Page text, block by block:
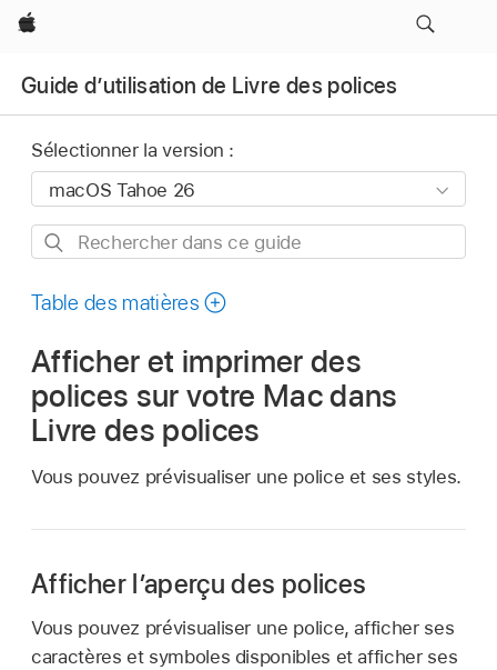
Apple
Guide d’utilisation de Livre des polices
Sélectionner la version :
Rechercher
ce
Table des matières
Afficher et imprimer des
polices sur votre Mac dans
Livre des polices
Vous pouvez prévisualiser une police et ses styles.
Afficher l’aperçu des polices
Vous pouvez prévisualiser une police, afficher ses
caractères et symboles disponibles et afficher ses